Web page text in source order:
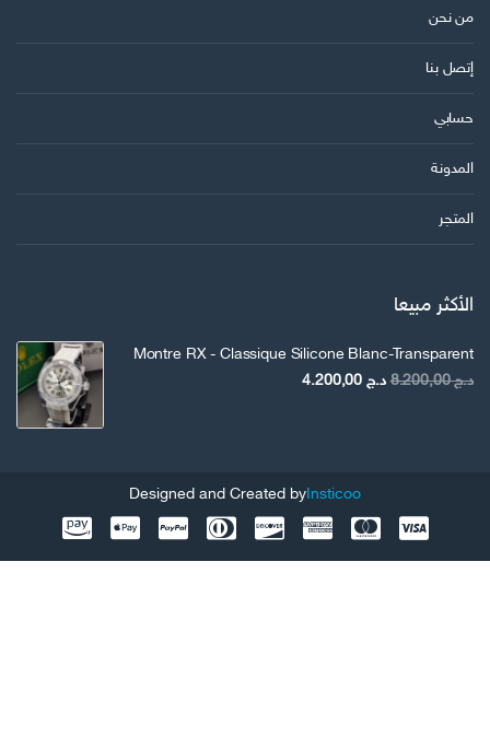
من نحن
إتصل بنا
حسابي
المدونة
المتجر
الأكثر مبيعا
Montre RX - Classique Silicone Blanc-Transparent
د.ج8.200,00
السعر
د.ج4.200,00
السعر
Designed and Created byInsticoo